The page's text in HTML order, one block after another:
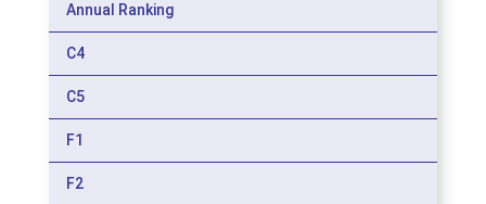
Annual Ranking
C4
C5
F1
F2